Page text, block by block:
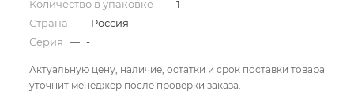
Количество в упаковке — 1
Страна — Россия
Серия — -
Актуальную цену, наличие, остатки и срок поставки товара
уточнит менеджер после проверки заказа.